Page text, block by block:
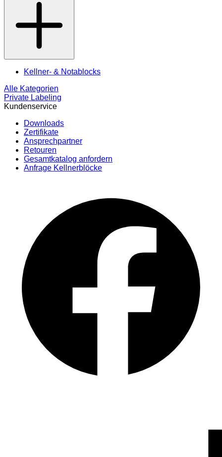
Kellner- & Notablocks
Alle Kategorien
Private Labeling
Kundenservice
Downloads
Zertifikate
Ansprechpartner
Retouren
Gesamtkatalog anfordern
Anfrage Kellnerblöcke